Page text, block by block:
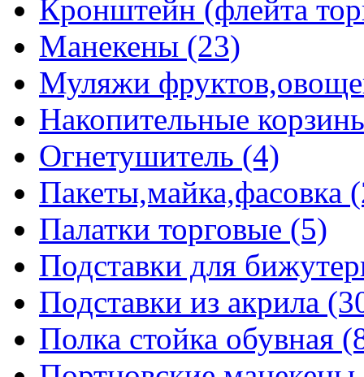
Кронштейн (флейта
Манекены (23)
Муляжи
Накопительные
Огнетушитель (4)
Пакеты,майка,фасовка
Палатки торговые (5)
Подставки для
Подставки из акрила
Полка стойка обувная